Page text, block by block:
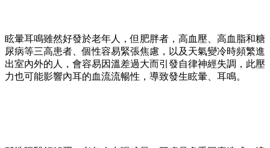
眩暈耳鳴雖然好發於老年人，但肥胖者，高血壓、高血脂和糖
尿病等三高患者、個性容易緊張焦慮，以及天氣變冷時頻繁進
出室內外的人，會容易因溫差過大而引發自律神經失調，此壓
力也可能影響內耳的血流流暢性，導致發生眩暈、耳鳴。